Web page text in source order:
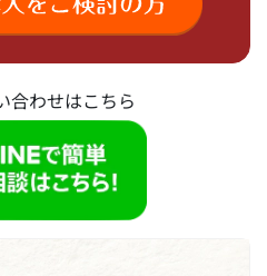
合わせはこちら